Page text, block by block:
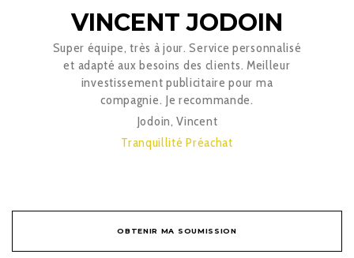
VINCENT JODOIN
Super équipe, très à jour. Service personnalisé
et adapté aux besoins des clients. Meilleur
investissement publicitaire pour ma
compagnie. Je recommande.
Jodoin, Vincent
Tranquillité Préachat
OBTENIR MA SOUMISSION